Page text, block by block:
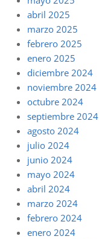
abril 2025
marzo 2025
febrero 2025
enero 2025
diciembre 2024
noviembre 2024
octubre 2024
septiembre 2024
agosto 2024
julio 2024
junio 2024
mayo 2024
abril 2024
marzo 2024
febrero 2024
enero 2024